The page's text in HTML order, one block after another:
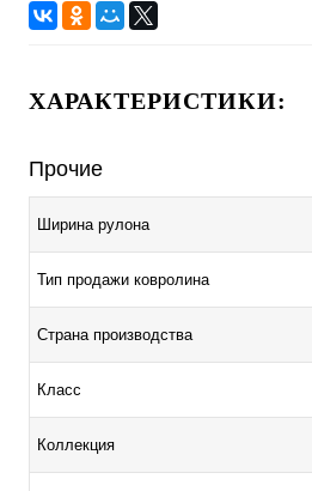
ХАРАКТЕРИСТИКИ:
Прочие
Ширина рулона
Тип продажи ковролина
Страна производства
Класс
Коллекция